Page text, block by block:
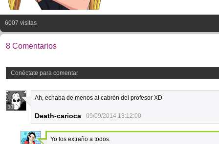
6007 visitas
8 Comentarios
Conéctate para comentar
30
Ah, echaba de menos al cabrón del profesor XD
Death-carioca 09/09/2014 13:12:00
Yo los extraño a todos.